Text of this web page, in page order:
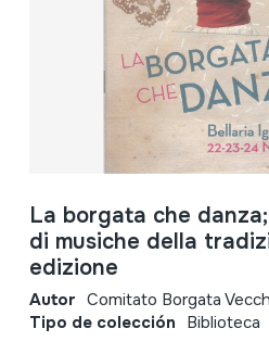
La borgata che
di musiche della
edizione
Autor Comitato Borgata
Tipo de colección Biblioteca